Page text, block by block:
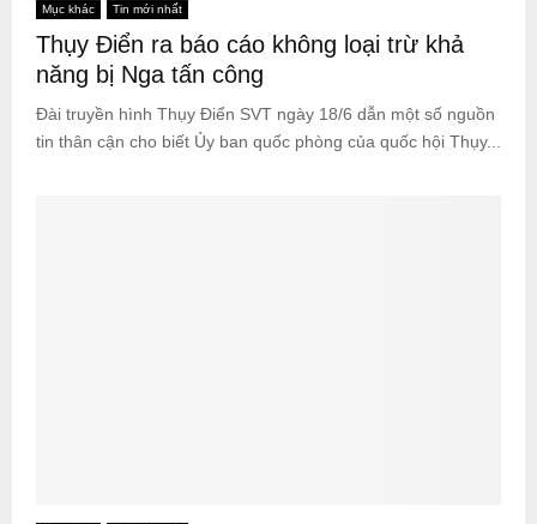
Mục khác Tin mới nhất
Thụy Điển ra báo cáo không loại trừ khả
năng bị Nga tấn công
Đài truyền hình Thụy Điển SVT ngày 18/6 dẫn một số nguồn
tin thân cận cho biết Ủy ban quốc phòng của quốc hội Thụy...